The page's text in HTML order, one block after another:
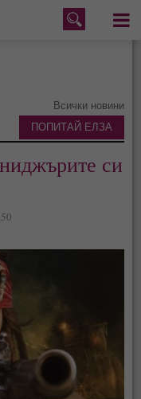
Меню
Всички новини
си
ПОПИТАЙ ЕЛЗА